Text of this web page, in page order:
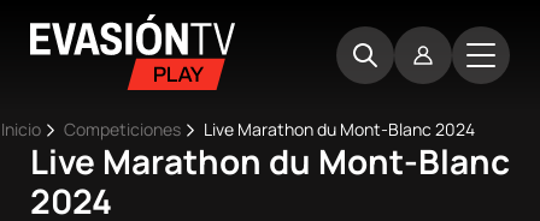
Ruta
de
Inicio Competiciones Live Marathon du Mont-Blanc 2024
Live Marathon du Mont-Blanc
2024
Main
navigation
Inicio